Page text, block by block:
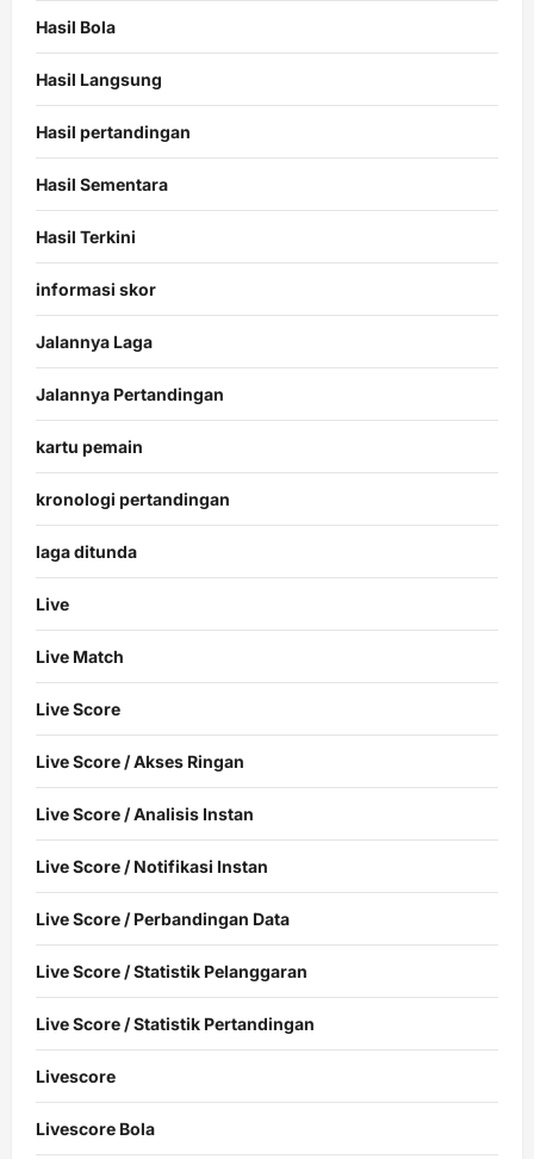
Hasil Bola
Hasil Langsung
Hasil pertandingan
Hasil Sementara
Hasil Terkini
informasi skor
Jalannya Laga
Jalannya Pertandingan
kartu pemain
kronologi pertandingan
laga ditunda
Live
Live Match
Live Score
Live Score / Akses Ringan
Live Score / Analisis Instan
Live Score / Notifikasi Instan
Live Score / Perbandingan Data
Live Score / Statistik Pelanggaran
Live Score / Statistik Pertandingan
Livescore
Livescore Bola